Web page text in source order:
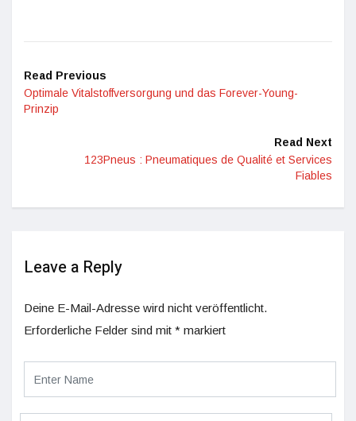
Read Previous
Optimale Vitalstoffversorgung und das Forever-Young-
Prinzip
Read Next
123Pneus : Pneumatiques de Qualité et Services
Fiables
Leave a Reply
Deine E-Mail-Adresse wird nicht veröffentlicht.
Erforderliche Felder sind mit * markiert